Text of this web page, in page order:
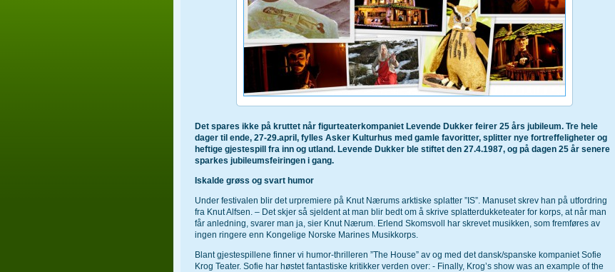
Det spares ikke på kruttet når figurteaterkompaniet Levende Dukker feirer 25 års jubileum. Tre hele
dager til ende, 27-29.april, fylles Asker Kulturhus med gamle favoritter, splitter nye fortreffeligheter og
heftige gjestespill fra inn og utland. Levende Dukker ble stiftet den 27.4.1987, og på dagen 25 år senere
sparkes jubileumsfeiringen i gang.
Iskalde grøss og svart humor
Under festivalen blir det urpremiere på Knut Nærums arktiske splatter ”IS”. Manuset skrev han på utfordring
fra Knut Alfsen. – Det skjer så sjeldent at man blir bedt om å skrive splatterdukketeater for korps, at når man
får anledning, svarer man ja, sier Knut Nærum. Erlend Skomsvoll har skrevet musikken, som fremføres av
ingen ringere enn Kongelige Norske Marines Musikkorps.
Blant gjestespillene finner vi humor-thrilleren ”The House” av og med det dansk/spanske kompaniet Sofie
Krog Teater. Sofie har høstet fantastiske kritikker verden over: - Finally, Krog’s show was an example of the